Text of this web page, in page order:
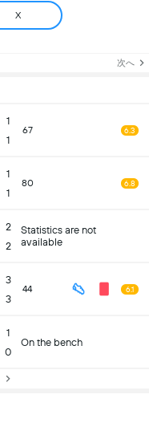
X
次へ
1
1
67 6.3
1
1
80 6.8
2
2
Statistics are not
available
3
3
44 6.1
1
0
On the bench